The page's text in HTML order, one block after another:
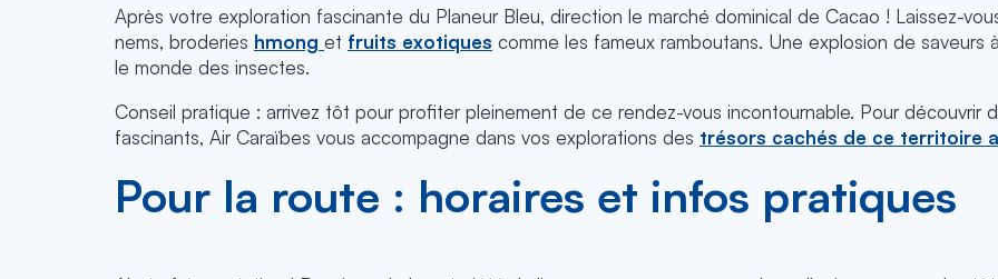
Après votre exploration fascinante du Planeur Bleu, direction le marché dominical de Cacao ! Laissez-
nems, broderies hmong et fruits exotiques comme les fameux ramboutans. Une explosion de saveurs
le monde des insectes.
Conseil pratique : arrivez tôt pour profiter pleinement de ce rendez-vous incontournable. Pour découvrir
fascinants, Air Caraïbes vous accompagne dans vos explorations des trésors cachés de ce territoire
Pour la route : horaires et infos pratiques